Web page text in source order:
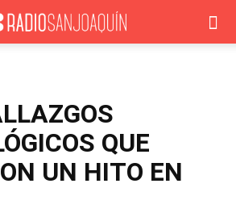
QUE
UN HITO EN